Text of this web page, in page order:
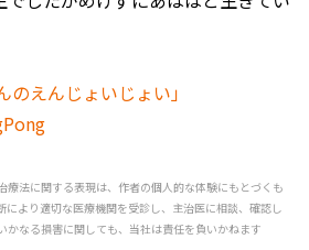
のえんじょいじょい」
法に関する表現は、作者の個人的な体験にもとづくも
により適切な医療機関を受診し、主治医に相談、確認し
かなる損害に関しても、当社は責任を負いかねます